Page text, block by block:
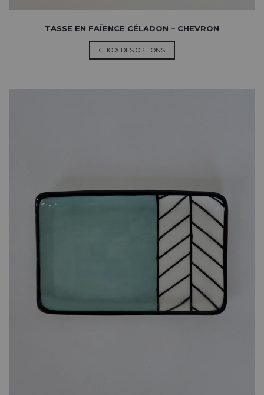
TASSE EN FAÏENCE CÉLADON – CHEVRON
CHOIX DES OPTIONS